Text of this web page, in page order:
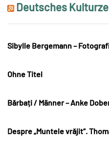
Deutsches
Sibylle Bergemann –
Ohne Titel
Bărbați / Männer – Anke
Despre „Muntele vrăjit“.